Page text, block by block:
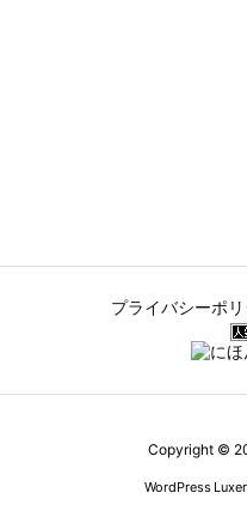
プライバシーポ
Copyright ©
WordPress